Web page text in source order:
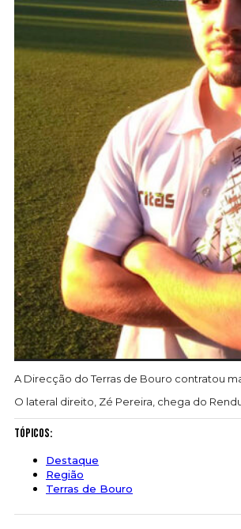
A Direcção do Terras de Bouro contratou
O lateral direito, Zé Pereira, chega do
Tópicos:
Destaque
Região
Terras de Bouro